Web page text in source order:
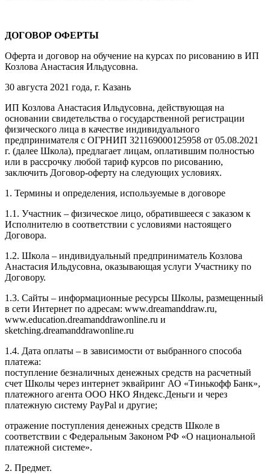
ДОГОВОР ОФЕРТЫ
Оферта и договор на обучение на курсах по рисованию в ИП
Козлова Анастасия Ильдусовна.
30 августа 2021 года, г. Казань
ИП Козлова Анастасия Ильдусовна, действующая на
основании свидетельства о государственной регистрации
физического лица в качестве индивидуального
предпринимателя с ОГРНИП 321169000125958 от 05.08.2021
г. (далее Школа), предлагает лицам, оплатившим полностью
или в рассрочку любой тариф курсов по рисованию,
заключить Договор-оферту на следующих условиях.
1. Термины и определения, используемые в договоре
1.1. Участник – физическое лицо, обратившееся с заказом к
Исполнителю в соответствии с условиями настоящего
Договора.
1.2. Школа – индивидуальный предприниматель Козлова
Анастасия Ильдусовна, оказывающая услуги Участнику по
Договору.
1.3. Сайты – информационные ресурсы Школы, размещенный
в сети Интернет по адресам: www.dreamanddraw.ru,
www.education.dreamanddrawonline.ru и
sketching.dreamanddrawonline.ru
1.4. Дата оплаты – в зависимости от выбранного способа
платежа:
поступление безналичных денежных средств на расчетный
счет Школы через интернет эквайринг АО «Тинькофф Банк»,
платежного агента ООО НКО Яндекс.Деньги и через
платежную систему PayPal и другие;
отражение поступления денежных средств Школе в
соответствии с Федеральным Законом РФ «О национальной
платежной системе».
2. Предмет.